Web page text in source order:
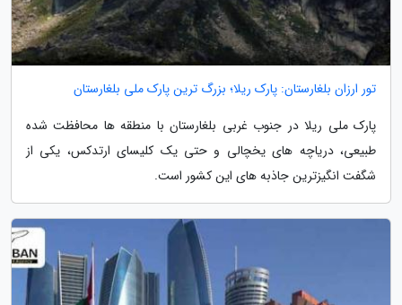
تور ارزان بلغارستان: پارک ریلا؛ بزرگ ترین پارک ملی بلغارستان
پارک ملی ریلا در جنوب غربی بلغارستان با منطقه ها محافظت شده
طبیعی، دریاچه های یخچالی و حتی یک کلیسای ارتدکس، یکی از
شگفت انگیزترین جاذبه های این کشور است.